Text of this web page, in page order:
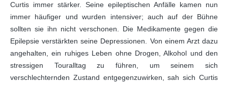
Curtis immer stärker. Seine epileptischen Anfälle kamen nun
immer häufiger und wurden intensiver; auch auf der Bühne
sollten sie ihn nicht verschonen. Die Medikamente gegen die
Epilepsie verstärkten seine Depressionen. Von einem Arzt dazu
angehalten, ein ruhiges Leben ohne Drogen, Alkohol und den
stressigen Touralltag zu führen, um seinem sich
verschlechternden Zustand entgegenzuwirken, sah sich Curtis